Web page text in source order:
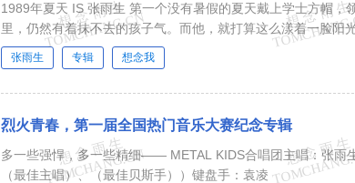
1989年夏天 IS 张雨生 第一个没有暑假的夏天戴上学士方帽，
里，仍然有着抹不去的孩子气。而他，就打算这么漾着一脸阳
张雨生 专辑 想念我
烈火青春，第一届全国热门音乐大赛纪念专辑
多一些强悍，多一些精细—— METAL KIDS合唱团主唱：张雨
（最佳主唱）、（最佳贝斯手））键盘手：袁凌